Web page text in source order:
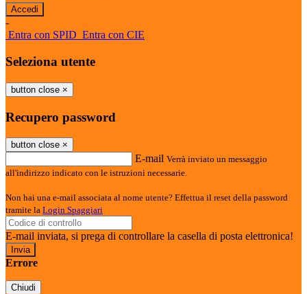
-
Entra con SPID Entra con CIE
Seleziona utente
button close ×
Recupero password
button close ×
E-mail Verrà inviato un messaggio
all'indirizzo indicato con le istruzioni necessarie.
Non hai una e-mail associata al nome utente? Effettua il reset della password
tramite la Login Spaggiari
E-mail inviata, si prega di controllare la casella di posta elettronica!
Errore
Chiudi